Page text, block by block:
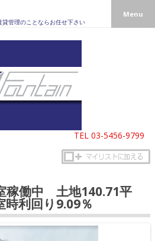
管理のことならお任せ下さい
TEL 03-5456-9799
Menu
稼働中 土地140.71平
利回り9.09％